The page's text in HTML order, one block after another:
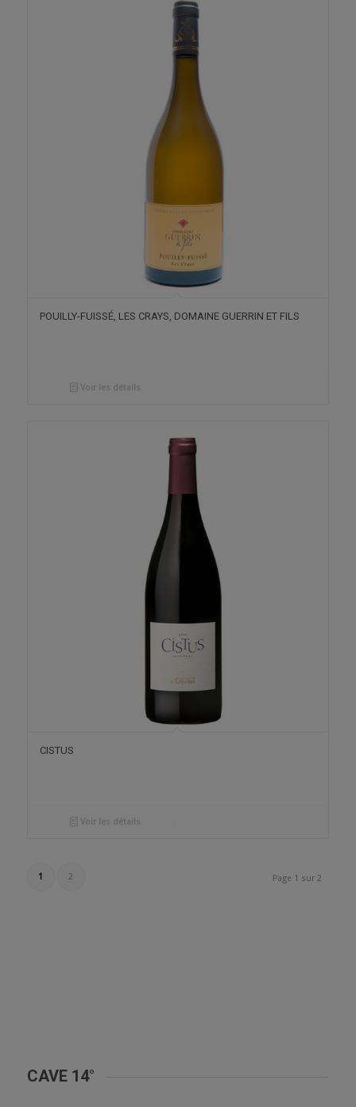
POUILLY-FUISSÉ, LES CRAYS, DOMAINE GUERRIN ET FILS
Voir les détails
CISTUS
Voir les détails
Page 1 sur 2
1 2
CAVE 14°